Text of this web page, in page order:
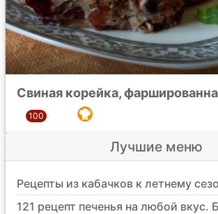
Свиная корейка,
Лучшие меню
Рецепты из кабачков к летнему
121 рецепт печенья на любой вкус.